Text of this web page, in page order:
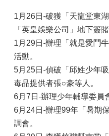
1月26日-破獲「天龍堂東
「英皇娛樂公司」地下簽賭
1月29日-辦理「就是愛鬥
活動。
5月25日-偵破「邱姓少年
毒品提供者張○豪等人。
6月7日-辦理少年輔導委員
6月24日-辦理99年「暑期
調會。